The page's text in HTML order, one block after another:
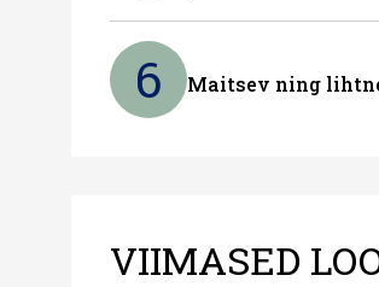
6 Maitsev ning
VIIMASED